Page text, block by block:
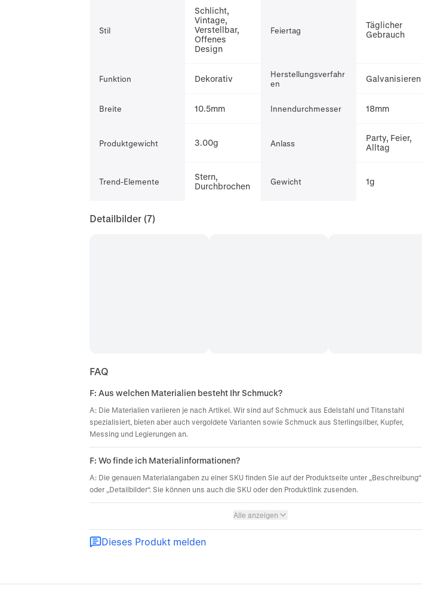
Stil
Schlicht,
Vintage,
Verstellbar,
Offenes
Design
Feiertag
Täglicher
Gebrauch
Funktion Dekorativ
Herstellungsverfahr
en
Galvanisieren
Breite 10.5mm Innendurchmesser 18mm
Produktgewicht 3.00g Anlass
Party, Feier,
Alltag
Trend-Elemente
Stern,
Durchbrochen
Gewicht 1g
Detailbilder (7)
FAQ
F: Aus welchen Materialien besteht Ihr Schmuck?
A: Die Materialien variieren je nach Artikel. Wir sind auf Schmuck aus Edelstahl und Titanstahl
spezialisiert, bieten aber auch vergoldete Varianten sowie Schmuck aus Sterlingsilber, Kupfer,
Messing und Legierungen an.
F: Wo finde ich Materialinformationen?
A: Die genauen Materialangaben zu einer SKU finden Sie auf der Produktseite unter „Beschreibung“
oder „Detailbilder“. Sie können uns auch die SKU oder den Produktlink zusenden.
Alle anzeigen
Dieses Produkt melden